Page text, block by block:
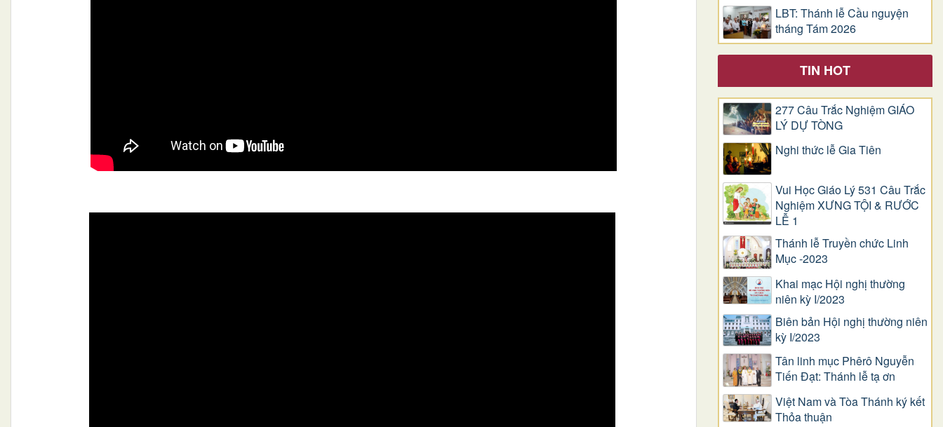
LBT: Thánh lễ Cầu nguyện
tháng Tám 2026
TIN HOT
277 Câu Trắc Nghiệm GIÁO
LÝ DỰ TÒNG
Nghi thức lễ Gia Tiên
Vui Học Giáo Lý 531 Câu Trắc
Nghiệm XƯNG TỘI & RƯỚC
LỄ 1
Thánh lễ Truyền chức Linh
Mục -2023
Khai mạc Hội nghị thường
niên kỳ I/2023
Biên bản Hội nghị thường niên
kỳ I/2023
Tân linh mục Phêrô Nguyễn
Tiến Đạt: Thánh lễ tạ ơn
Việt Nam và Tòa Thánh ký kết
Thỏa thuận